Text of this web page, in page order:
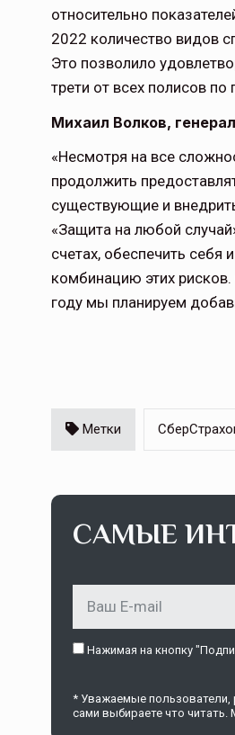
относительно
2022 количество видов
Это позволило
трети от всех полисов
Михаил Волков,
«Несмотря на все
продолжить
существующие и
«Защита на любой
счетах, обеспечить себя
комбинацию этих
году мы планируем
Метки
САМЫЕ
Нажимая на кнопку
* Уважаемые пользователи,
сами выбираете что читать.